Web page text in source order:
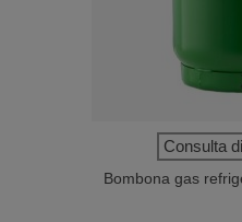
Consulta
Bombona gas